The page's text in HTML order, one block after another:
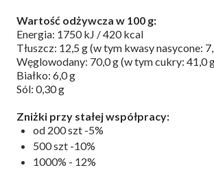
Wartość odżywcza w 100 g:
Energia: 1750 kJ / 420 kcal
Tłuszcz: 12,5 g (w tym kwasy nasycone:
Węglowodany: 70,0 g (w tym cukry: 41,0
Białko: 6,0 g
Sól: 0,30 g
Zniżki przy stałej współpracy:
od 200 szt -5%
500 szt -10%
1000% - 12%